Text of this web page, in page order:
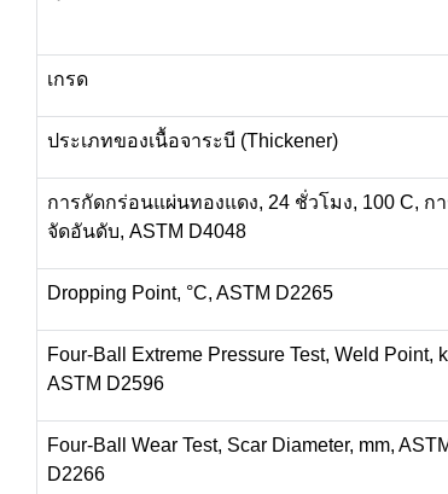
เกรด
ประเภทของเนื้อจาระบี (Thickener)
การกัดกร่อนแผ่นทองแดง, 24 ชั่วโมง, 100 C, ก
จัดอันดับ, ASTM D4048
Dropping Point, °C, ASTM D2265
Four-Ball Extreme Pressure Test, Weld Point,
ASTM D2596
Four-Ball Wear Test, Scar Diameter, mm,
D2266